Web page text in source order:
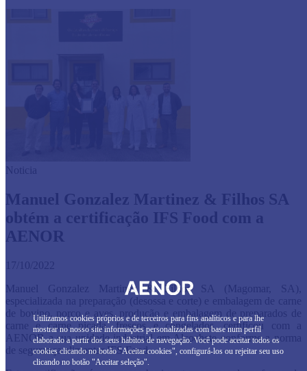
Utilizamos cookies próprios e de terceiros para fins analíticos e para lhe
mostrar no nosso site informações personalizadas com base num perfil
elaborado a partir dos seus hábitos de navegação. Você pode aceitar todos os
cookies clicando no botão "Aceitar cookies", configurá-los ou rejeitar seu uso
clicando no botão "Aceitar seleção".
Noticia
Manuel Gonzalez Martinez & Filhos SA
obtém a certificação IFS Food com a
AENOR
17/10/2022
Manuel Gonzalez Martinez & Filhos SA (Magomar, SA),
especializada na preparação (desossa e corte) e embalagem de carne
de bovino, porco e aves, produção e embalagem de preparados de
carne e carne picada, frescos e congelados, certificou com a
AENOR a sua unidade industrial em Alcochete conforme a norma
de segurança alimentar IFS Food.